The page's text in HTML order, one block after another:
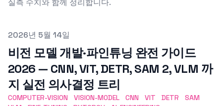
실측 수치와 함께 정리합니다.
Published on
2026년 5월 14일
비전 모델 개발·파인튜닝 완전 가이드
2026 — CNN, ViT, DETR, SAM 2, VLM 까
지 실전 의사결정 트리
COMPUTER-VISION VISION-MODEL CNN VIT DETR
SAM